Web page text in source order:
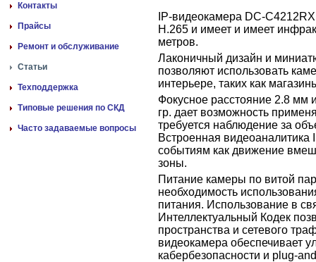
Контакты
Прайсы
Ремонт и обслуживание
Статьи
Техподдержка
Типовые решения по СКД
Часто задаваемые вопросы
IP-видеокамера DC-
H.265 и имеет и имеет
метров.
Лаконичный дизайн и
позволяют использовать
интерьере, таких как
Фокусное расстояние 2.8 мм
гр. дает возможность
требуется наблюдение за
Встроенная видеоаналитика
событиям как движение
зоны.
Питание камеры по витой
необходимость
питания. Использование в
Интеллектуальный Кодек
пространства и сетевого
видеокамера обеспечивает
кабербезопасности и plug-